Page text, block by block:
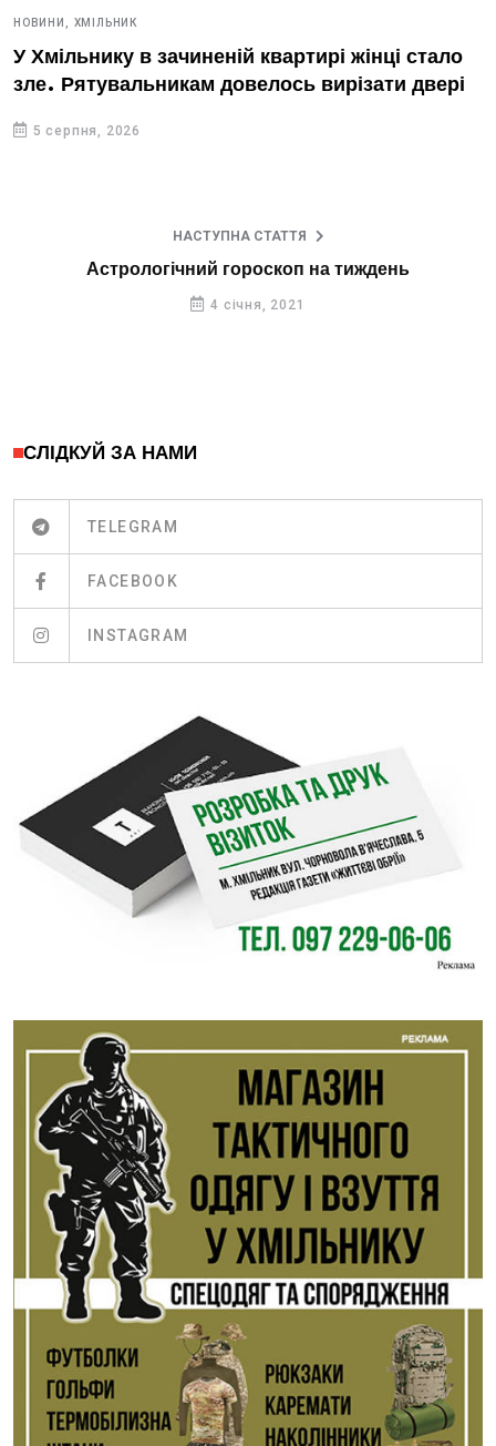
НОВИНИ, ХМІЛЬНИК
У Хмільнику в зачиненій квартирі жінці стало
зле. Рятувальникам довелось вирізати двері
5 серпня, 2026
НАСТУПНА СТАТТЯ
Астрологічний гороскоп на тиждень
4 січня, 2021
СЛІДКУЙ ЗА НАМИ
TELEGRAM
FACEBOOK
INSTAGRAM